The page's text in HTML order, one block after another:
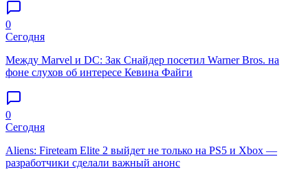
0
Сегодня
Между Marvel и DC: Зак Снайдер посетил Warner Bros. на
фоне слухов об интересе Кевина Файги
0
Сегодня
Aliens: Fireteam Elite 2 выйдет не только на PS5 и Xbox —
разработчики сделали важный анонс